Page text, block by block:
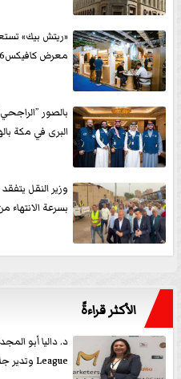
«ريتش بيك»
معرض كافيكس2026 وتطرح 10 منتجات...
بالصور
البرى في مكة
وزير النقل
بسرعة الانتهاء
الأكثر قراءةً
League وتدير جلسة...